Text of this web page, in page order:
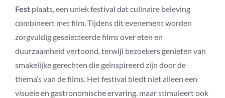
Fest plaats, een uniek festival dat culinaire beleving
combineert met film. Tijdens dit evenement worden
zorgvuldig geselecteerde films over eten en
duurzaamheid vertoond, terwijl bezoekers genieten van
smakelijke gerechten die geïnspireerd zijn door de
thema’s van de films. Het festival biedt niet alleen een
visuele en gastronomische ervaring, maar stimuleert ook